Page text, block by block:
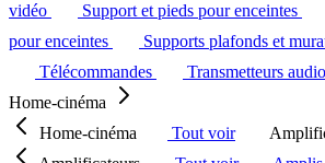
vidéo
Support et pieds pour enceintes
pour enceintes
Supports plafonds et
Télécommandes
Transmetteurs
Home-cinéma
Home-cinéma
Tout voir